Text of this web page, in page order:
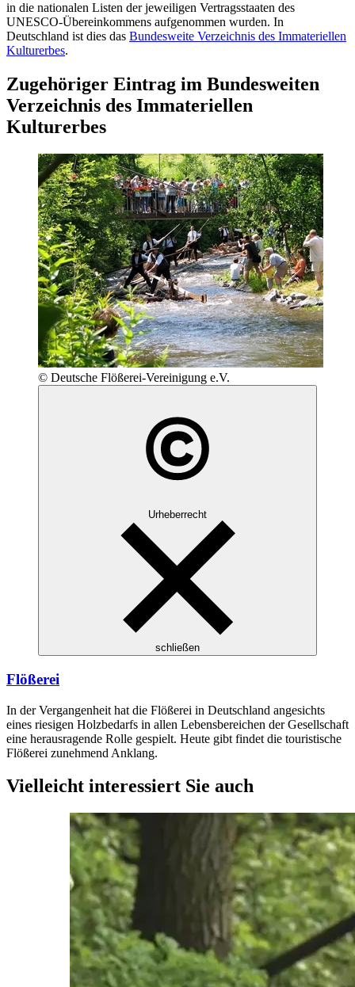
in die nationalen Listen der jeweiligen Vertragsstaaten des
UNESCO-Übereinkommens aufgenommen wurden. In
Deutschland ist dies das Bundesweite Verzeichnis des Immateriellen
Kulturerbes.
Zugehöriger Eintrag im Bundesweiten
Verzeichnis des Immateriellen
Kulturerbes
© Deutsche Flößerei-Vereinigung e.V.
Urheberrecht
schließen
Flößerei
In der Vergangenheit hat die Flößerei in Deutschland angesichts
eines riesigen Holzbedarfs in allen Lebensbereichen der Gesellschaft
eine herausragende Rolle gespielt. Heute gibt findet die touristische
Flößerei zunehmend Anklang.
Vielleicht interessiert Sie auch